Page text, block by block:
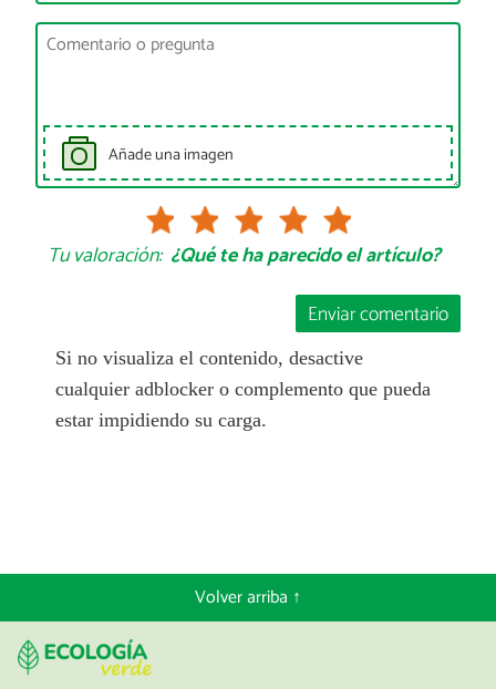
Añade una imagen
Tu valoración: ¿Qué te ha parecido el artículo?
Enviar comentario
Si no visualiza el contenido, desactive
cualquier adblocker o complemento que pueda
estar impidiendo su carga.
Volver arriba ↑